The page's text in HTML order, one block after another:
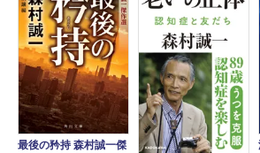
最後の矜持 森村誠一傑